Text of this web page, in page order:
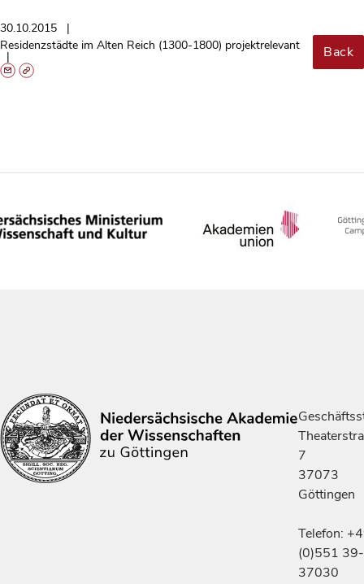
30.10.2015
Residenzstädte im Alten Reich (1300-1800) projektrelevant
Back
7
37073
Göttingen
Telefon:
(0)551 39-
37030